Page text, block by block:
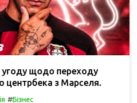
угоду щодо переходу
центрбека з Марселя.
#Бізнес